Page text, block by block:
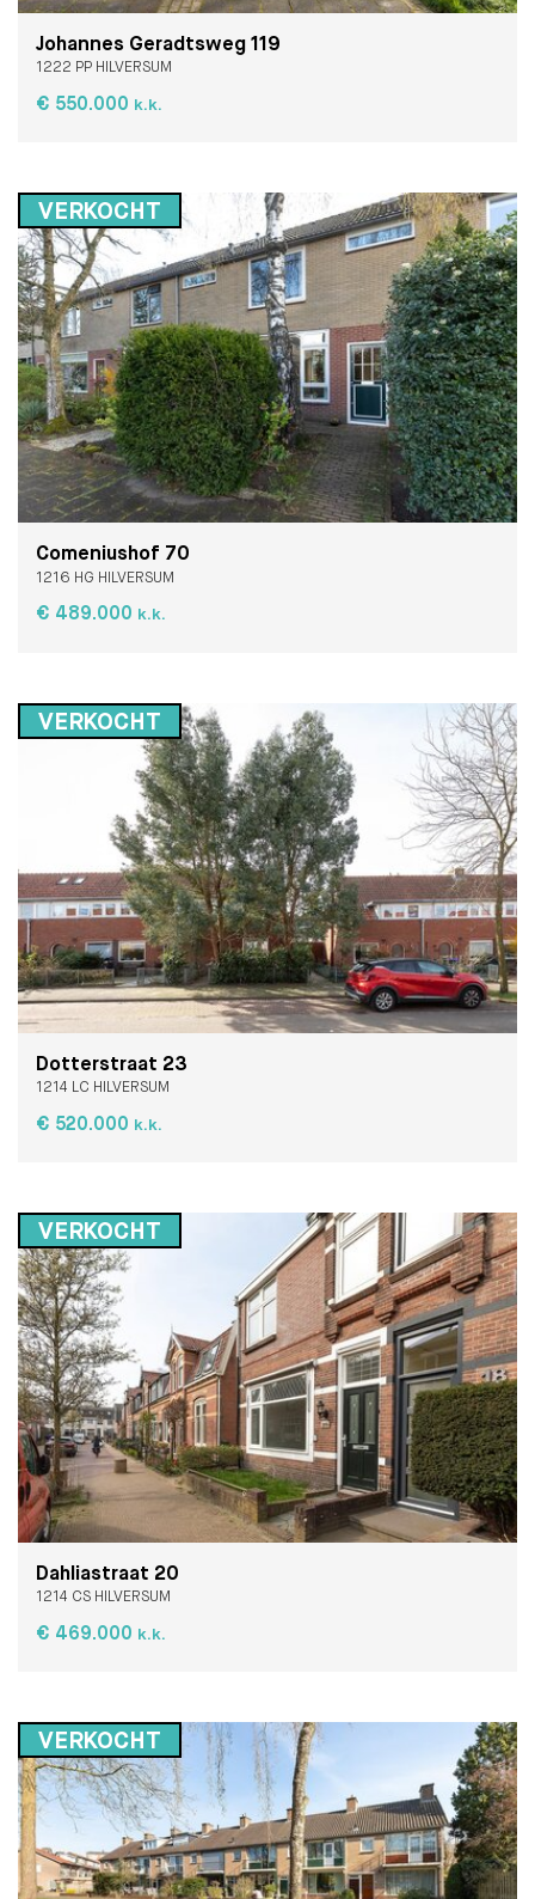
Johannes Geradtsweg 119
1222 PP HILVERSUM
€ 550.000 k.k.
VERKOCHT
Comeniushof 70
1216 HG HILVERSUM
€ 489.000 k.k.
VERKOCHT
Dotterstraat 23
1214 LC HILVERSUM
€ 520.000 k.k.
VERKOCHT
Dahliastraat 20
1214 CS HILVERSUM
€ 469.000 k.k.
VERKOCHT